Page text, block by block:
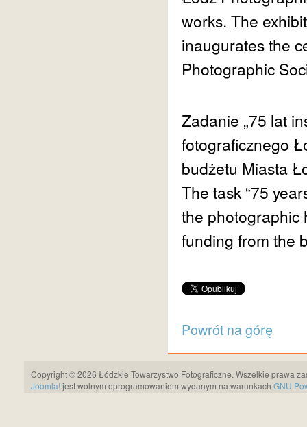
works. The
inaugurates the
Zadanie „75 lat
fotograficznego
budżetu Miasta
The task “75
the photographic
funding from the
Powrót na górę
Copyright © 2026 Łódzkie Towarzystwo Fotograficzne. Wszelkie prawa
Joomla! jest wolnym oprogramowaniem wydanym na warunkach GNU